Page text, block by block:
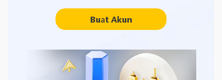
Buat Akun